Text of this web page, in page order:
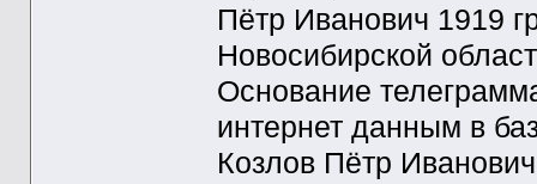
Пётр Иванович 1919
Новосибирской
Основание
интернет данным в
Козлов Пётр